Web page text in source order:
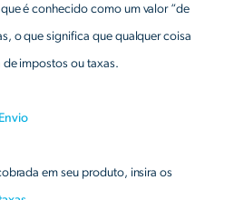
é conhecido como um valor “de
o que significa que qualquer coisa
de impostos ou taxas.
em seu produto, insira os